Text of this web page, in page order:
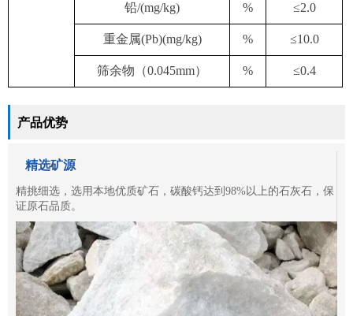
铅/(mg/kg) % ≤2.0
重金属(Pb)(mg/kg) % ≤10.0
筛余物（0.045mm） % ≤0.4
产品优势
精选矿源
精挑细选，选用本地优质矿石，碳酸钙达到98%以上的石灰石，保
证原石品质。